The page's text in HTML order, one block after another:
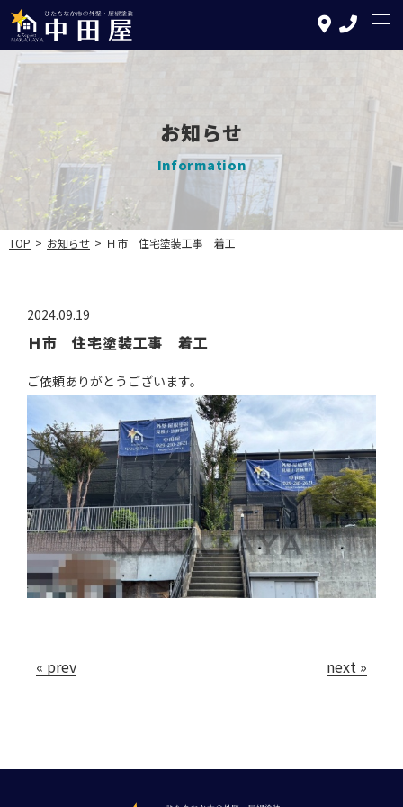
TOP
中田屋の特徴
塗装について
施工実績
お知らせ
会社案内
お問い合わせ
お知らせ
Information
TOP > お知らせ > Ｈ市 住宅塗装工事 着工
2024.09.19
Ｈ市 住宅塗装工事 着工
ご依頼ありがとうございます。
« prev next »